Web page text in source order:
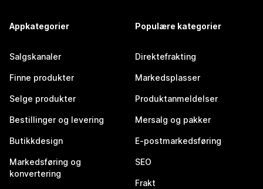
Appkategorier
Salgskanaler
Finne produkter
Selge produkter
Bestillinger og levering
Butikkdesign
Markedsføring og
konvertering
Populære kategorier
Direktefrakting
Markedsplasser
Produktanmeldelser
Mersalg og pakker
E-postmarkedsføring
SEO
Frakt